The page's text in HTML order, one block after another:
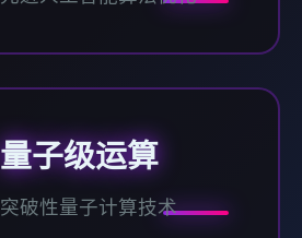
量子级运算
突破性量子计算技术